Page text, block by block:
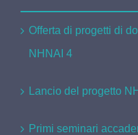
Offerta di progetti di
NHNAI 4
Lancio del progetto
Primi seminari